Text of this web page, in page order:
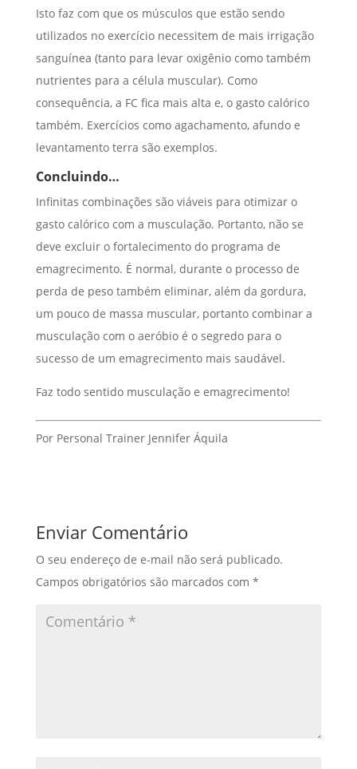
Isto faz com que os músculos que estão sendo
utilizados no exercício necessitem de mais irrigação
sanguínea (tanto para levar oxigênio como também
nutrientes para a célula muscular). Como
consequência, a FC fica mais alta e, o gasto calórico
também. Exercícios como agachamento, afundo e
levantamento terra são exemplos.
Concluindo…
Infinitas combinações são viáveis para otimizar o
gasto calórico com a musculação. Portanto, não se
deve excluir o fortalecimento do programa de
emagrecimento. É normal, durante o processo de
perda de peso também eliminar, além da gordura,
um pouco de massa muscular, portanto combinar a
musculação com o aeróbio é o segredo para o
sucesso de um emagrecimento mais saudável.
Faz todo sentido musculação e emagrecimento!
Por Personal Trainer Jennifer Áquila
Enviar Comentário
O seu endereço de e-mail não será publicado.
Campos obrigatórios são marcados com *